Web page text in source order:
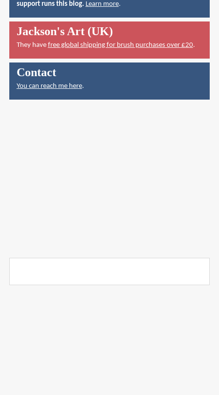
support runs this blog. Learn more.
Jackson's Art (UK)
They have free global shipping for brush purchases over £20.
Contact
You can reach me here.